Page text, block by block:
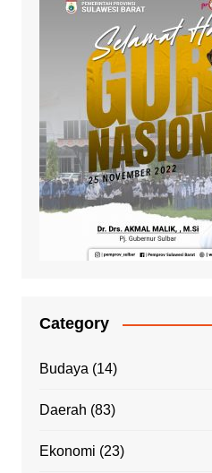
Category
Budaya (14)
Daerah (83)
Ekonomi (23)